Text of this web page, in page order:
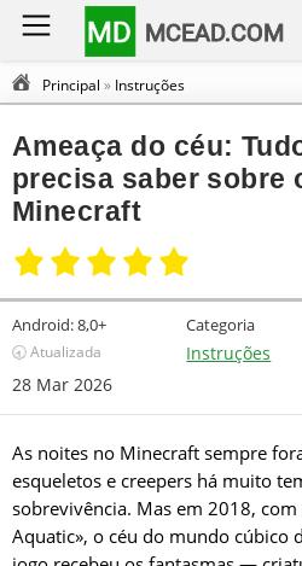
MD MCEAD.COM
Principal » Instruções
Ameaça do céu:
precisa saber sobre
Minecraft
Android:8,0+
🕣 Atualizada
28 Mar 2026
Categoria
Instruções
As noites no Minecraft sempre
esqueletos e creepers há muito
sobrevivência. Mas em 2018,
Aquatic», o céu do mundo cúbico